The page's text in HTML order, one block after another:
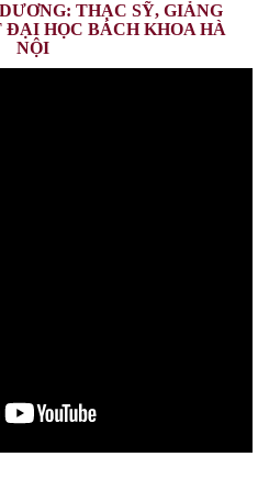
THẠC SỸ, GIẢNG
HỌC BÁCH KHOA HÀ
NỘI